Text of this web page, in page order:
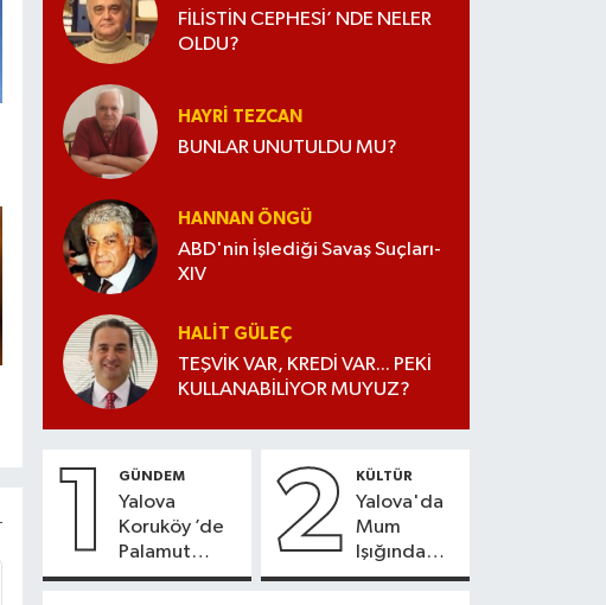
FİLİSTİN CEPHESİ’ NDE NELER
OLDU?
HAYRI TEZCAN
BUNLAR UNUTULDU MU?
HANNAN ÖNGÜ
ABD'nin İşlediği Savaş Suçları-
XIV
HALIT GÜLEÇ
TEŞVİK VAR, KREDİ VAR... PEKİ
KULLANABİLİYOR MUYUZ?
1 GÜNDEM
Yalova
Koruköy ’de
Palamut
Sezonu
2 KÜLTÜR
Yalova'da
Mum
Işığında
Konser